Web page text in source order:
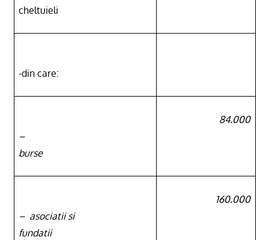
cheltuieli
-din care:
–
burse
84.000
– asociatii si
fundatii
160.000